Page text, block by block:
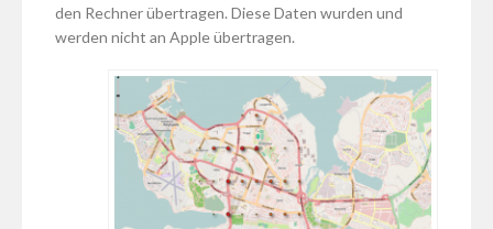
den Rechner übertragen. Diese Daten wurden und
werden nicht an Apple übertragen.